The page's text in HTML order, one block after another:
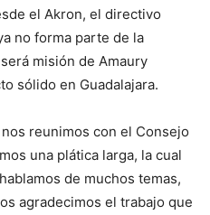
el Akron, el directivo
no forma parte de la
misión de Amaury
sólido en Guadalajara.
reunimos con el Consejo
una plática larga, la cual
de muchos temas,
agradecimos el trabajo que